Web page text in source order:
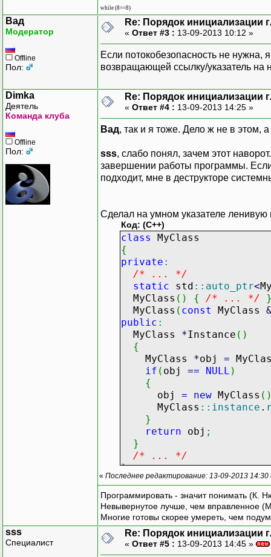
while (8==8)
Вад
Модератор
Offline
Пол:
Re: Порядок инициализации
« Ответ #3 : 13-09-2013 10:12 »
Если потокобезопасность не нужна,
возвращающей ссылку/указатель на
Dimka
Деятель
Команда клуба
Offline
Пол:
Re: Порядок инициализации
« Ответ #4 : 13-09-2013 14:25 »
Вад, так и я тоже. Дело ж не в этом,
sss, слабо понял, зачем этот
завершении работы программы. Если
подходит, мне в деструкторе
Сделал на умном указателе
Код: (C++)
class
MyClass
{
private :
/* ... */
static std :: auto_ptr<
MyClass ( ) { /* ... */
MyClass ( const MyClass
public :
MyClass *Instance ( )
{
MyClass *obj =
if ( obj == NULL )
{
obj = new MyClass (
MyClass :: instance .
}
return obj ;
}
/* ... */
};
std::auto_ptr<MyClass >
« Последнее редактирование: 13-09-2013
Программировать - значит понимать (К.
Невывернутое лучше, чем вправленное
Многие готовы скорее умереть, чем
sss
Специалист
Re: Порядок инициализации
« Ответ #5 : 13-09-2013 14:45 »